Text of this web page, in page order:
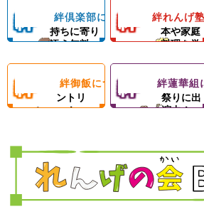
絆
倶
楽
子どもの気
持ちに寄り
添う無料
絆倶楽部について
絆
れ
ん
塾
料理の基
本や家庭
料理を学
絆れんげ
絆
飯
フードパ
ントリ
ー！
っぱいの手作り
ご飯＆食材配布
絆御飯について絆
華
組
地域のお
祭りに出
演中！
と食材配布でお
母さんをサポー
絆蓮華組